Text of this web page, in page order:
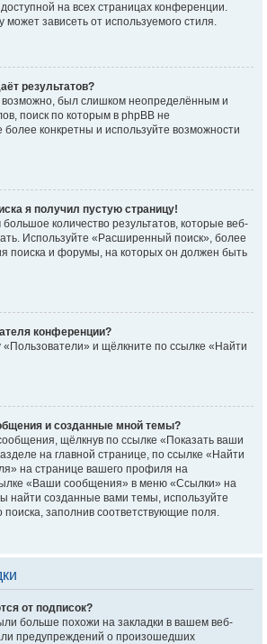
на всех страницах конференции.
может зависеть от используемого стиля.
результатов?
возможно, был слишком неопределённым и
поиск по которым в phpBB не
более конкретны и используйте возможности
я получил пустую страницу!
количество результатов, которые веб-
Используйте «Расширенный поиск», более
поиска и форумы, на которых он должен быть
конференции?
«Пользователи» и щёлкните по ссылке «Найти
и созданные мной темы?
щёлкнув по ссылке «Показать ваши
на главной странице, по ссылке «Найти
на странице вашего профиля на
«Ваши сообщения» в меню «Ссылки» на
найти созданные вами темы, используйте
заполнив соответствующие поля.
от подписок?
больше похожи на закладки в вашем веб-
предупреждений о произошедших